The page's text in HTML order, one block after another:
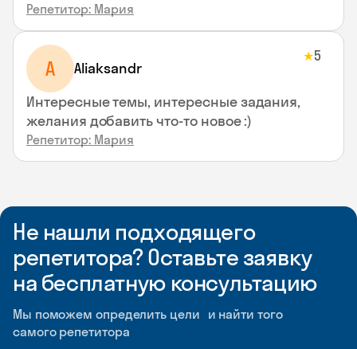
Репетитор: Мария
A Aliaksandr
★5
Интересные темы, интересные задания,
желания добавить что-то новое :)
Репетитор: Мария
Не нашли подходящего
репетитора? Оставьте заявку
на бесплатную консультацию
Мы поможем определить цели и найти того
самого репетитора